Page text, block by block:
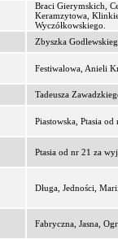
Braci Gierymskich,
Keramzytowa,
Wyczółkowskiego.
Zbyszka
Festiwalowa, Anieli
Tadeusza
Piastowska, Ptasia
Ptasia od nr 21 za
Długa, Jedności,
Fabryczna, Jasna,